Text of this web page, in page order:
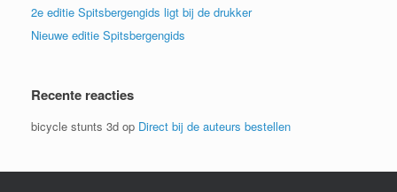
2e editie Spitsbergengids ligt bij de drukker
Nieuwe editie Spitsbergengids
Recente reacties
bicycle stunts 3d op Direct bij de auteurs bestellen